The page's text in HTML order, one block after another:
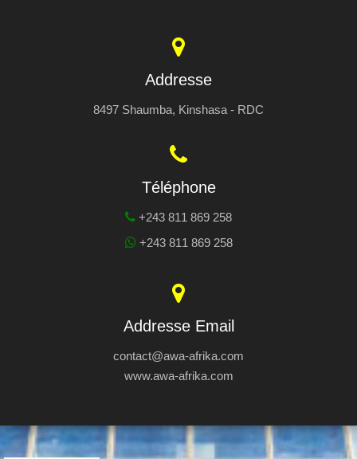
Addresse
8497 Shaumba, Kinshasa - RDC
Téléphone
+243 811 869 258
+243 811 869 258
Addresse Email
contact@awa-afrika.com
www.awa-afrika.com